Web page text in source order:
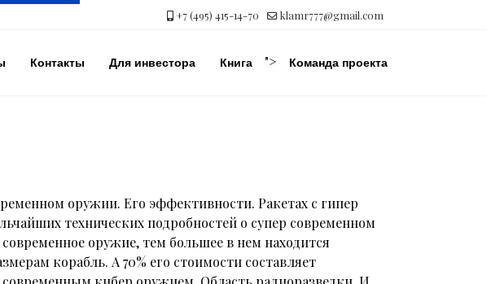
+7 (495) 415-14-70 klamr777@gmail.com
Контакты Для инвестора Книга "> Команда проекта
оружии. Его эффективности. Ракетах с гипер
технических подробностей о супер современном
оружие, тем большее в нем находится
корабль. А 70% его стоимости составляет